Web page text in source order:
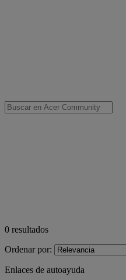
0 resultados
Ordenar por:
Enlaces de autoayuda